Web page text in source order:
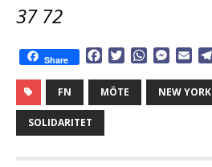
37 72
Share
c
e
o
i
t
W
t
M
s
s
a
i
FN MÖTE NEW YORK
SOLIDARITET